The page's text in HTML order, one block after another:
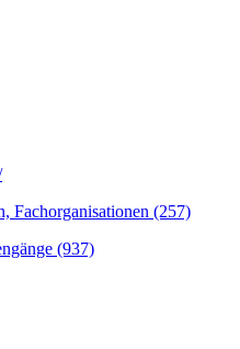
Fachorganisationen (257)
(937)